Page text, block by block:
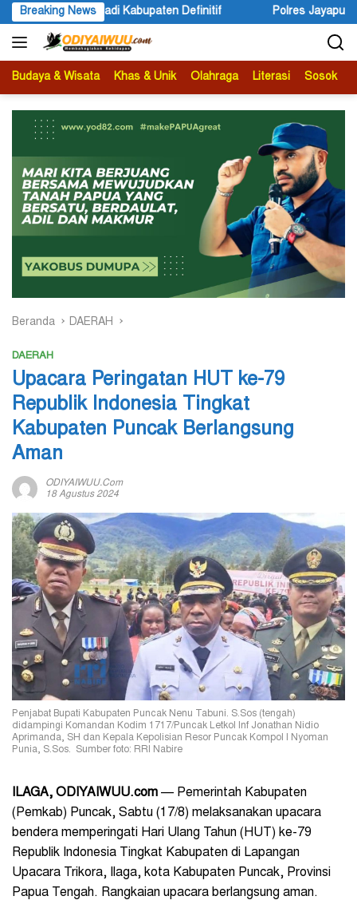
Langsung
ke
konten
Breaking News
Polres Jayapura Lakukan Penyelidikan Pasca Keracunan
Budaya & Wisata Khas & Unik Olahraga Literasi Sosok
Beranda DAERAH
DAERAH
Upacara Peringatan HUT ke-79
Republik Indonesia Tingkat
Kabupaten Puncak Berlangsung
Aman
ODIYAIWUU.com
18 Agustus 2024
Penjabat Bupati Kabupaten Puncak Nenu Tabuni. S.Sos (tengah)
didampingi Komandan Kodim 1717/Puncak Letkol Inf Jonathan Nidio
Aprimanda, SH dan Kepala Kepolisian Resor Puncak Kompol I Nyoman
Punia, S.Sos. Sumber foto: RRI Nabire
ILAGA, ODIYAIWUU.com — Pemerintah Kabupaten
(Pemkab) Puncak, Sabtu (17/8) melaksanakan upacara
bendera memperingati Hari Ulang Tahun (HUT) ke-79
Republik Indonesia Tingkat Kabupaten di Lapangan
Upacara Trikora, Ilaga, kota Kabupaten Puncak, Provinsi
Papua Tengah. Rangkaian upacara berlangsung aman.